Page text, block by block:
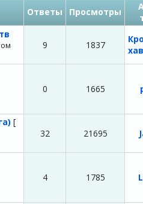
Ответы Просмотры
9 1837
0 1665
[
32 21695
4 1785